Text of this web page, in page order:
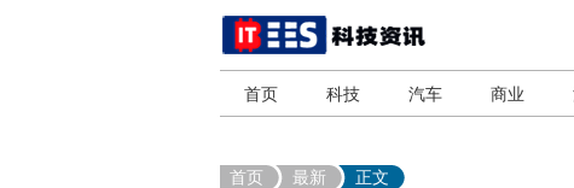
首页 科技 汽车 商业
首页 最新 正文